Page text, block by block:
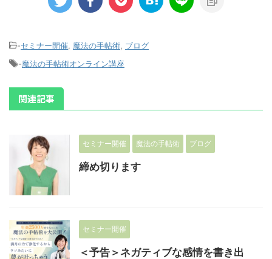
-セミナー開催 魔法の手帖術 ブログ
-魔法の手帖術オンライン講座
関連記事
セミナー開催 魔法の手帖術 ブログ
締め切ります
セミナー開催
＜予告＞ネガティブな感情を書き出